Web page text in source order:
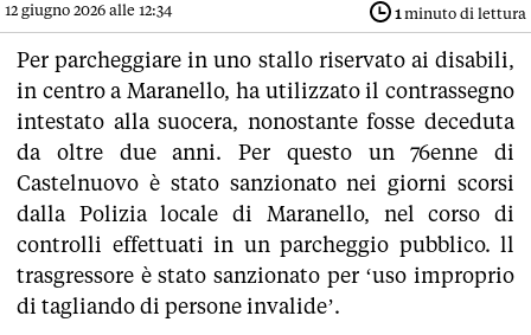
12 giugno 2026 alle 12:34 1minuto di lettura
Per parcheggiare in uno stallo riservato ai disabili,
in centro a Maranello, ha utilizzato il contrassegno
intestato alla suocera, nonostante fosse deceduta
da oltre due anni. Per questo un 76enne di
Castelnuovo è stato sanzionato nei giorni scorsi
dalla Polizia locale di Maranello, nel corso di
controlli effettuati in un parcheggio pubblico. ll
trasgressore è stato sanzionato per ‘uso improprio
di tagliando di persone invalide’.